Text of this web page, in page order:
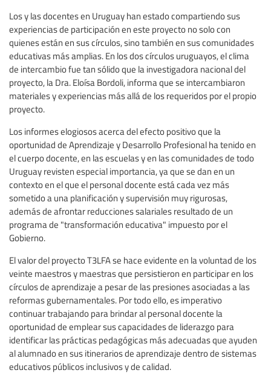
Los y las docentes en Uruguay han estado compartiendo sus
experiencias de participación en este proyecto no solo con
quienes están en sus círculos, sino también en sus comunidades
educativas más amplias. En los dos círculos uruguayos, el clima
de intercambio fue tan sólido que la investigadora nacional del
proyecto, la Dra. Eloísa Bordoli, informa que se intercambiaron
materiales y experiencias más allá de los requeridos por el propio
proyecto.
Los informes elogiosos acerca del efecto positivo que la
oportunidad de Aprendizaje y Desarrollo Profesional ha tenido en
el cuerpo docente, en las escuelas y en las comunidades de todo
Uruguay revisten especial importancia, ya que se dan en un
contexto en el que el personal docente está cada vez más
sometido a una planificación y supervisión muy rigurosas,
además de afrontar reducciones salariales resultado de un
programa de "transformación educativa" impuesto por el
Gobierno.
El valor del proyecto T3LFA se hace evidente en la voluntad de los
veinte maestros y maestras que persistieron en participar en los
círculos de aprendizaje a pesar de las presiones asociadas a las
reformas gubernamentales. Por todo ello, es imperativo
continuar trabajando para brindar al personal docente la
oportunidad de emplear sus capacidades de liderazgo para
identificar las prácticas pedagógicas más adecuadas que ayuden
al alumnado en sus itinerarios de aprendizaje dentro de sistemas
educativos públicos inclusivos y de calidad.